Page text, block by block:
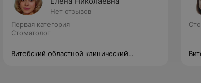
Нет отзывов
Первая категория
Стоматолог
Витебский областной клинический